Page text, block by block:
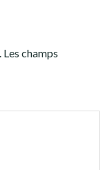
Les champs